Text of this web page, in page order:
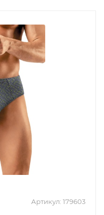
Артикул: 179603